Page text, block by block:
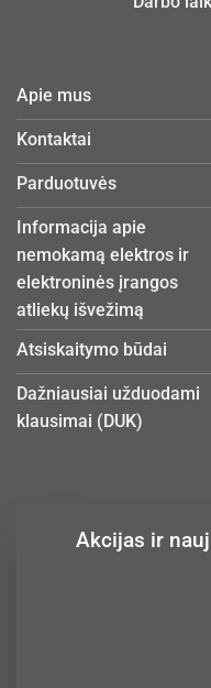
Apie mus
Kontaktai
Parduotuvės
Informacija apie
nemokamą elektros ir
elektroninės įrangos
atliekų išvežimą
Atsiskaitymo būdai
Dažniausiai užduodami
klausimai (DUK)
Akcijas ir